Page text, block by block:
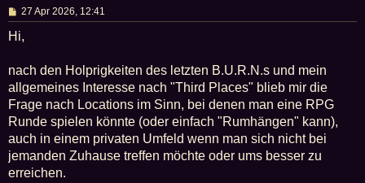
B
e
i
t
a
g
27 Apr 2026, 12:41
Hi,
nach den Holprigkeiten des letzten B.U.R.N.s und mein
allgemeines Interesse nach "Third Places" blieb mir die
Frage nach Locations im Sinn, bei denen man eine RPG
Runde spielen könnte (oder einfach "Rumhängen" kann),
auch in einem privaten Umfeld wenn man sich nicht bei
jemanden Zuhause treffen möchte oder ums besser zu
erreichen.